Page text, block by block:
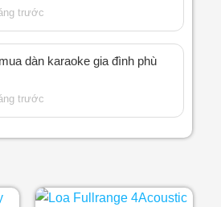
trước
dàn karaoke gia đình phù
trước